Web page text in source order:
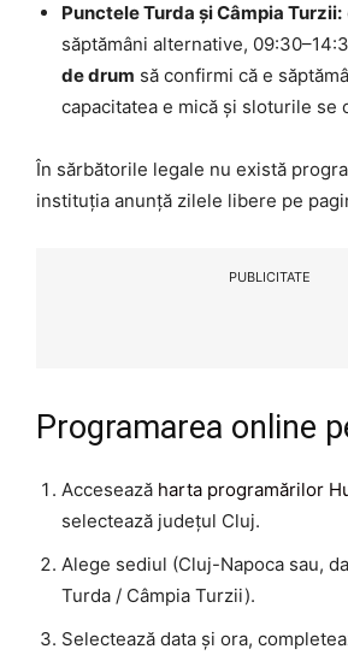
Punctele Turda și Câmpia Turzii:
săptămâni alternative,
de drum să confirmi că e
capacitatea e mică și sloturile se
În sărbătorile legale nu există
instituția anunță zilele libere pe
PUBLICITATE
Programarea online
Accesează harta programărilor
selectează județul Cluj.
Alege sediul (Cluj-Napoca sau,
Turda / Câmpia Turzii).
Selectează data și ora,